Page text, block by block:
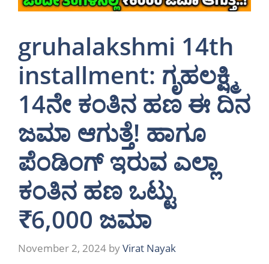
gruhalakshmi 14th
installment: ಗೃಹಲಕ್ಷ್ಮಿ
14ನೇ ಕಂತಿನ ಹಣ ಈ ದಿನ
ಜಮಾ ಆಗುತ್ತೆ! ಹಾಗೂ
ಪೆಂಡಿಂಗ್ ಇರುವ ಎಲ್ಲಾ
ಕಂತಿನ ಹಣ ಒಟ್ಟು
₹6,000 ಜಮಾ
November 2, 2024 byVirat Nayak